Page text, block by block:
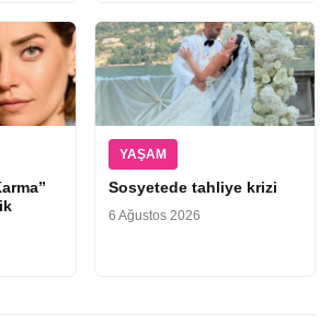
YAŞAM
Sosyetede tahliye krizi
6 Ağustos 2026